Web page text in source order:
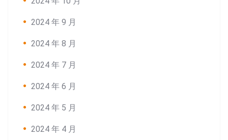
2024 年 9 月
2024 年 8 月
2024 年 7 月
2024 年 6 月
2024 年 5 月
2024 年 4 月